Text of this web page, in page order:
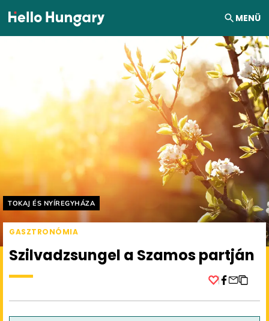
Ugrás a tartalomhoz MENÜ
Helyszín címkék:
TOKAJ ÉS NYÍREGYHÁZA
GASZTRONÓMIA
Szilvadzsungel a Szamos partján